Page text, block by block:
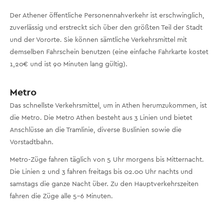
Der Athener öffentliche Personennahverkehr ist erschwinglich,
zuverlässig und erstreckt sich über den größten Teil der Stadt
und der Vororte. Sie können sämtliche Verkehrsmittel mit
demselben Fahrschein benutzen (eine einfache Fahrkarte kostet
1,20€ und ist 90 Minuten lang gültig).
Metro
Das schnellste Verkehrsmittel, um in Athen herumzukommen, ist
die Metro. Die Metro Athen besteht aus 3 Linien und bietet
Anschlüsse an die Tramlinie, diverse Buslinien sowie die
Vorstadtbahn.
Metro-Züge fahren täglich von 5 Uhr morgens bis Mitternacht.
Die Linien 2 und 3 fahren freitags bis 02.00 Uhr nachts und
samstags die ganze Nacht über. Zu den Hauptverkehrszeiten
fahren die Züge alle 5-6 Minuten.